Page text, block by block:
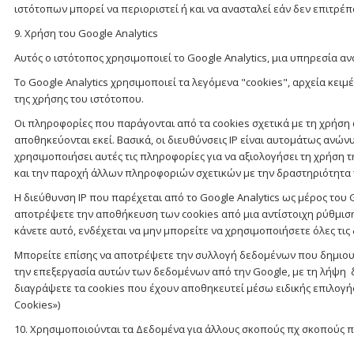
ιστότοπων μπορεί να περιοριστεί ή και να ανασταλεί εάν δεν
9. Χρήση του Google Analytics
Αυτός ο ιστότοπος χρησιμοποιεί το Google Analytics, μια υπηρεσία
Το Google Analytics χρησιμοποιεί τα λεγόμενα "cookies", αρχεία
της χρήσης του ιστότοπου.
Οι πληροφορίες που παράγονται από τα cookies σχετικά με τη
αποθηκεύονται εκεί. Βασικά, οι διευθύνσεις IP είναι αυτομάτως
χρησιμοποιήσει αυτές τις πληροφορίες για να αξιολογήσει τη
και την παροχή άλλων πληροφοριών σχετικών με την δραστηριότητα
Η διεύθυνση IP που παρέχεται από το Google Analytics ως μέρος
αποτρέψετε την αποθήκευση των cookies από μια αντίστοιχη
κάνετε αυτό, ενδέχεται να μην μπορείτε να χρησιμοποιήσετε όλες
Μπορείτε επίσης να αποτρέψετε την συλλογή δεδομένων που
την επεξεργασία αυτών των δεδομένων από την Google, με τη λήψη
διαγράψετε τα cookies που έχουν αποθηκευτεί μέσω ειδικής
Cookies»)
10. Χρησιμοποιούνται τα Δεδομένα για άλλους σκοπούς πχ